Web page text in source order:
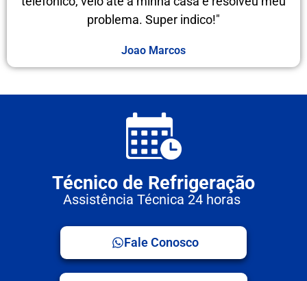
problema. Super indico!"
Joao Marcos
Técnico de Refrigeração
Assistência Técnica 24 horas
Fale Conosco